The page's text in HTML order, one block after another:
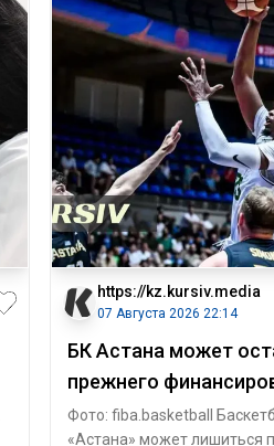
https://kz.kursiv.media
07 Августа 2026 22:14
БК Астана может
прежнего
Фото: fiba.basketball
«Астана» может лишиться